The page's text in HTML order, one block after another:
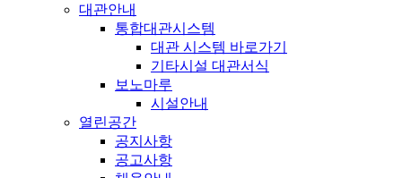
대관안내
통합대관시스템
대관 시스템 바로가기
기타시설 대관서식
보노마루
시설안내
열린공간
공지사항
공고사항